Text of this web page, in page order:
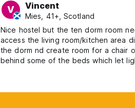
V Vincent
Mies, 41+, Scotland
Nice hostel but the ten dorm room
access the living room/kitchen area
the dorm nd create room for a chair
behind some of the beds which let
with black curtains as they let light